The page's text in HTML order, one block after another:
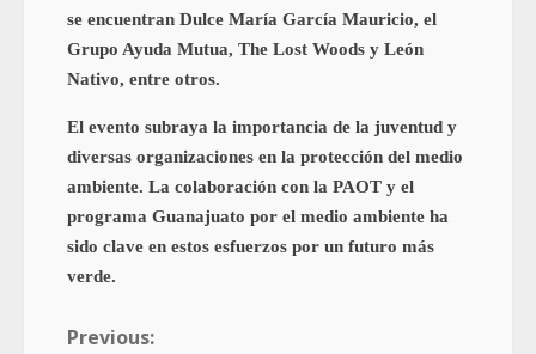
se encuentran Dulce María García Mauricio, el
Grupo Ayuda Mutua, The Lost Woods y León
Nativo, entre otros.
El evento subraya la importancia de la juventud y
diversas organizaciones en la protección del medio
ambiente. La colaboración con la PAOT y el
programa Guanajuato por el medio ambiente ha
sido clave en estos esfuerzos por un futuro más
verde.
Previous: